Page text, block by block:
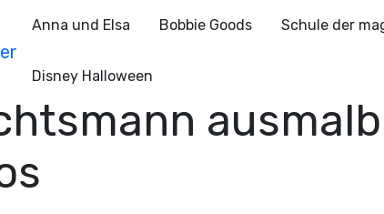
Anna und Elsa Bobbie Goods Schule der
Disney Halloween